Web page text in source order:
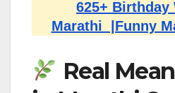
625+ Birthday
Marathi |Funny
Real